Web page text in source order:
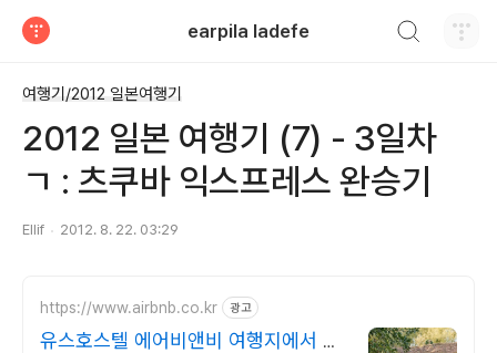
earpila ladefe
여행기/2012 일본여행기
2012 일본 여행기 (7) - 3일차
ㄱ : 츠쿠바 익스프레스 완승기
Ellif 2012. 8. 22. 03:29
https://www.airbnb.co.kr 광고
유스호스텔 에어비앤비 여행지에서 살